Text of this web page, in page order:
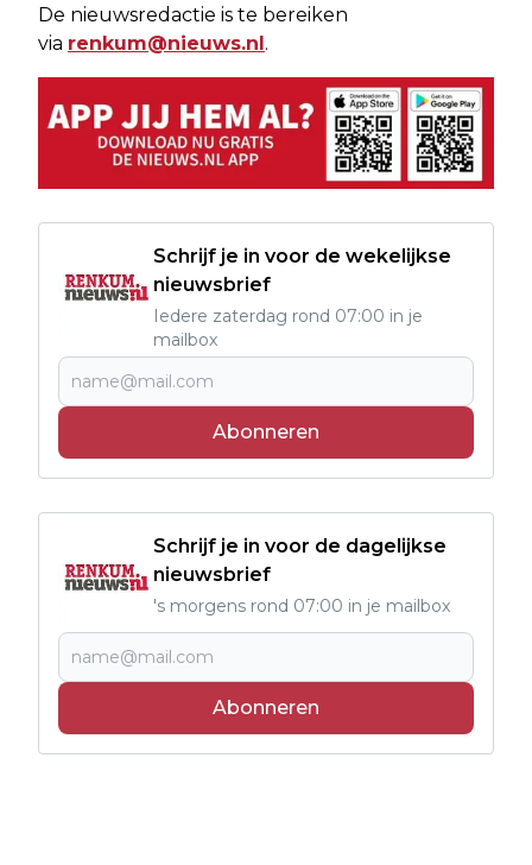
De nieuwsredactie is te bereiken
via renkum@nieuws.nl.
Schrijf je in voor de wekelijkse
nieuwsbrief
Iedere zaterdag rond 07:00 in je
mailbox
Abonneren
Schrijf je in voor de dagelijkse
nieuwsbrief
's morgens rond 07:00 in je mailbox
Abonneren